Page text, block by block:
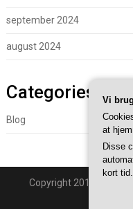
september 2024
august 2024
Categories
Blog
Copyright 2018 -
Vi
at
Disse
kort tid.